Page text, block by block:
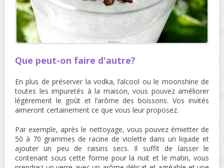
Que peut-on faire d'autre?
En plus de préserver la vodka, l’alcool ou le moonshine de
toutes les impuretés à la maison, vous pouvez améliorer
légèrement le goût et l’arôme des boissons. Vos invités
aimeront certainement ce que vous leur proposez.
Par exemple, après le nettoyage, vous pouvez émietter de
50 à 70 grammes de racine de violette dans un liquide et
ajouter un peu de raisins secs. Il suffit de laisser le
contenant sous cette forme pour la nuit et le matin, vous